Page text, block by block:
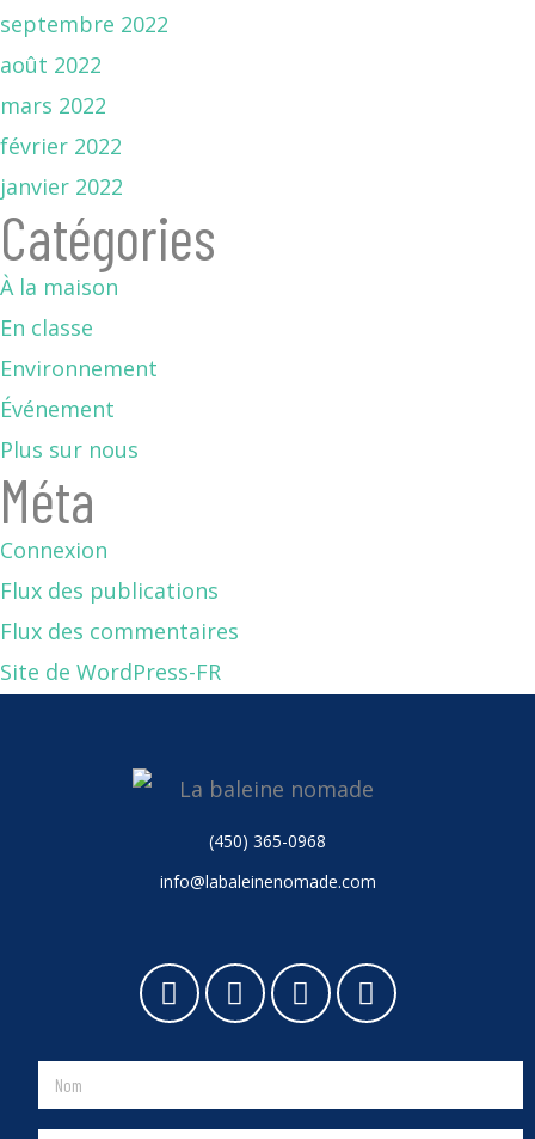
septembre 2022
août 2022
mars 2022
février 2022
janvier 2022
Catégories
À la maison
En classe
Environnement
Événement
Plus sur nous
Méta
Connexion
Flux des publications
Flux des commentaires
Site de WordPress-FR
(450) 365-0968
info@labaleinenomade.com